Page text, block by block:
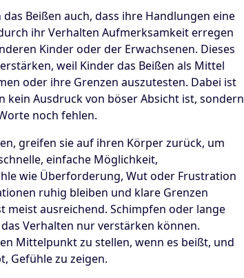
Beißen auch, dass ihre Handlungen eine
ihr Verhalten Aufmerksamkeit erregen
Kinder oder der Erwachsenen. Dieses
weil Kinder das Beißen als Mittel
oder ihre Grenzen auszutesten. Dabei ist
kein Ausdruck von böser Absicht ist, sondern
noch fehlen.
greifen sie auf ihren Körper zurück, um
einfache Möglichkeit,
wie Überforderung, Wut oder Frustration
ruhig bleiben und klare Grenzen
meist ausreichend. Schimpfen oder lange
Verhalten nur verstärken können.
Mittelpunkt zu stellen, wenn es beißt, und
Gefühle zu zeigen.